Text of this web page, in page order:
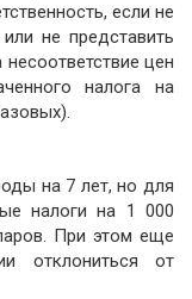
если не
не представить
цен
налога на
на 7 лет, но для
налоги на 1 000
При этом еще
отклониться от